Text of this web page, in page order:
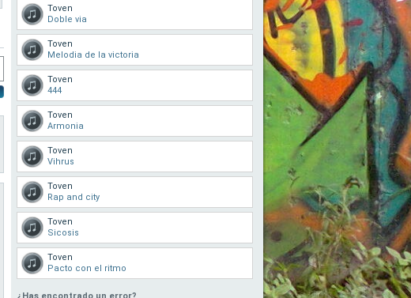
Toven
Doble via
Toven
Melodia de la victoria
Toven
444
Toven
Armonia
Toven
Vihrus
Toven
Rap and city
Toven
Sicosis
Toven
Pacto con el ritmo